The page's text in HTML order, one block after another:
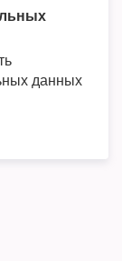
данных